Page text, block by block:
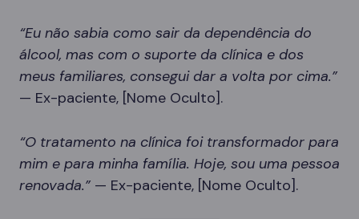
“Eu não sabia como sair da dependência do
álcool, mas com o suporte da clínica e dos
meus familiares, consegui dar a volta por cima.”
— Ex-paciente, [Nome Oculto].
“O tratamento na clínica foi transformador para
mim e para minha família. Hoje, sou uma pessoa
renovada.” — Ex-paciente, [Nome Oculto].